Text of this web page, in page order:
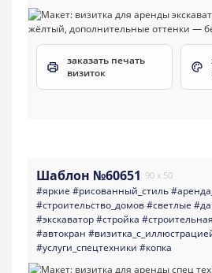
заказать печать
визиток
Шаблон №60651 90 x 50
#яркие #рисованный_стиль
#строительство_домов#светлые
#экскаватор#стройка #строительная
#автокран
#услуги_спецтехники #копка